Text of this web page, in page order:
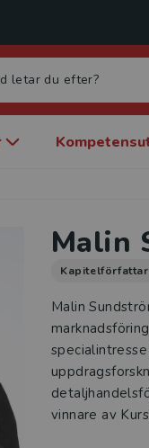
Malin
Malin
vinnare av